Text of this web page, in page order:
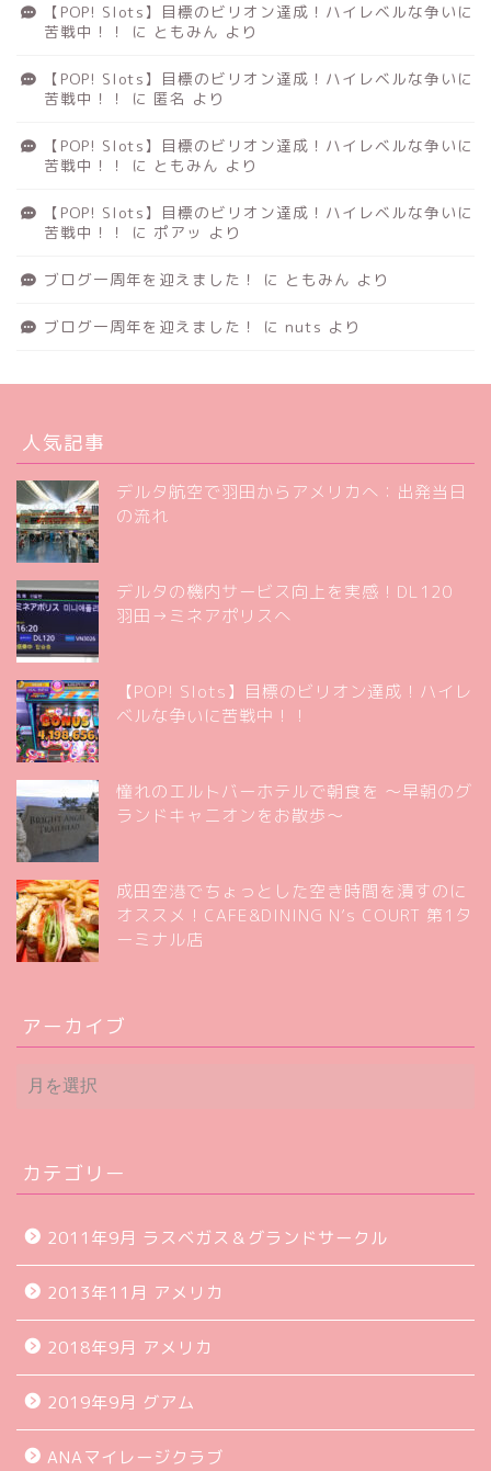
【POP! Slots】目標のビリオン達成！ハイレベルな争いに
苦戦中！！
に ともみん より
【POP! Slots】目標のビリオン達成！ハイレベルな争いに
苦戦中！！
に 匿名 より
【POP! Slots】目標のビリオン達成！ハイレベルな争いに
苦戦中！！
に ともみん より
【POP! Slots】目標のビリオン達成！ハイレベルな争いに
苦戦中！！
に ポアッ より
ブログ一周年を迎えました！ に ともみん より
ブログ一周年を迎えました！ に nuts より
人気記事
デルタ航空で羽田からアメリカへ：出発当日
の流れ
デルタの機内サービス向上を実感！DL120
羽田→ミネアポリスへ
【POP! Slots】目標のビリオン達成！ハイレ
ベルな争いに苦戦中！！
憧れのエルトバーホテルで朝食を 〜早朝のグ
ランドキャニオンをお散歩〜
成田空港でちょっとした空き時間を潰すのに
オススメ！CAFE&DINING N’s COURT 第1タ
ーミナル店
アーカイブ
ア
ー
ブ
カテゴリー
2011年9月 ラスベガス＆グランドサークル
2013年11月 アメリカ
2018年9月 アメリカ
2019年9月 グアム
ANAマイレージクラブ